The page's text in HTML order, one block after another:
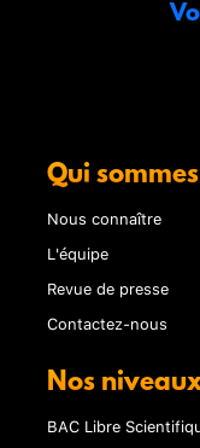
Qui
Nous connaître
L'équipe
Revue de presse
Contactez-nous
Nos
BAC Libre